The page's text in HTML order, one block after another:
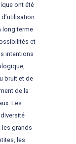
ont été
long terme
et
intentions
bruit et de
de la
. Les
les grands
les